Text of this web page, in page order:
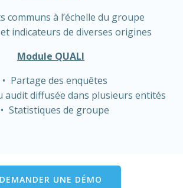
communs à l’échelle du groupe
indicateurs de diverses origines
Module QUALI
Partage des enquêtes
audit diffusée dans plusieurs entités
Statistiques de groupe
DEMANDER UNE DÉMO